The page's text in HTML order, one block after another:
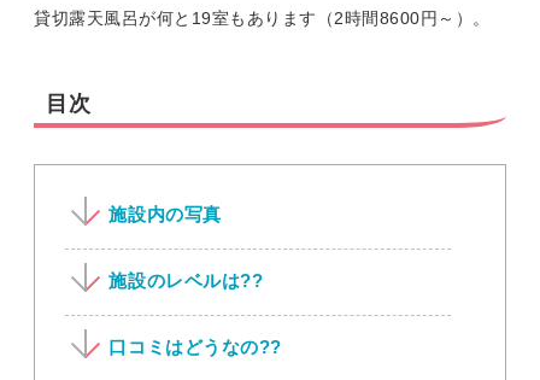
貸切露天風呂が何と19室もあります（2時間8600円～）。
目次
施設内の写真
施設のレベルは??
口コミはどうなの??